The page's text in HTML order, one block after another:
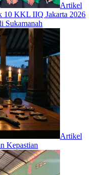
Artikel
10 KKL IIQ Jakarta 2026
Sukamanah
Artikel
Kepastian